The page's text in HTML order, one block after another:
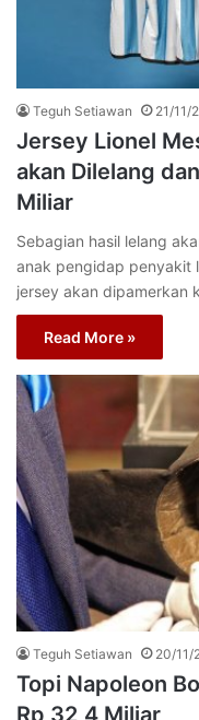
Teguh Setiawan 21/11/
Jersey Lionel
akan Dilelang
Miliar
Sebagian hasil lelang
anak pengidap penyakit
jersey akan dipamerkan
Read More »
Teguh Setiawan 20/11/
Topi Napoleon